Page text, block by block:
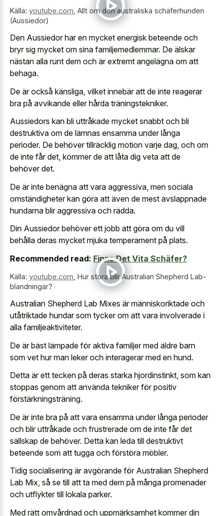
Källa: youtube.com Allt om den australiska schäferhunden
(Aussiedor)
Den Aussiedor har en mycket energisk beteende och
bryr sig mycket om sina familjemedlemmar. De älskar
nästan alla runt dem och är extremt angelägna om att
behaga.
De är också känsliga, vilket innebär att de inte reagerar
bra på avvikande eller hårda träningstekniker.
Aussiedors kan bli uttråkade mycket snabbt och bli
destruktiva om de lämnas ensamma under långa
perioder. De behöver tillräcklig motion varje dag, och om
de inte får det, kommer de att låta dig veta att de
behöver det.
De är inte benägna att vara aggressiva, men sociala
omständigheter kan göra att även de mest avslappnade
hundarna blir aggressiva och rädda.
Din Aussiedor behöver ett jobb att göra om du vill
behålla deras mycket mjuka temperament på plats.
Recommended read: Finns Det Vita Schäfer?
Källa: youtube.com Hur stora blir Australian Shepherd Lab-
blandningar?
Australian Shepherd Lab Mixes är människoriktade och
utåtriktade hundar som tycker om att vara involverade i
alla familjeaktiviteter.
De är bäst lämpade för aktiva familjer med äldre barn
som vet hur man leker och interagerar med en hund.
Detta är ett tecken på deras starka hjordinstinkt, som kan
stoppas genom att använda tekniker för positiv
förstärkningsträning.
De är inte bra på att vara ensamma under långa perioder
och blir uttråkade och frustrerade om de inte får det
sällskap de behöver. Detta kan leda till destruktivt
beteende som att tugga och förstöra möbler.
Tidig socialisering är avgörande för Australian Shepherd
Lab Mix, så se till att ta med dem på många promenader
och utflykter till lokala parker.
Med rätt omvårdnad och uppmärksamhet kommer din